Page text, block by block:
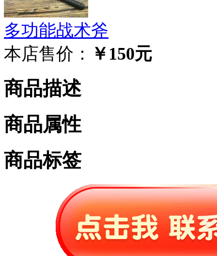
多功能战术斧
本店售价： ￥150元
商品描述
商品属性
商品标签